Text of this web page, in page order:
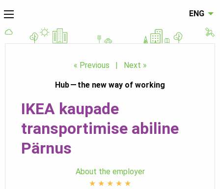
ENG
Hub — the new way of working
« Previous Next »
IKEA kaupade
transportimise abiline
Pärnus
About the employer
★ ★ ★ ★ ★